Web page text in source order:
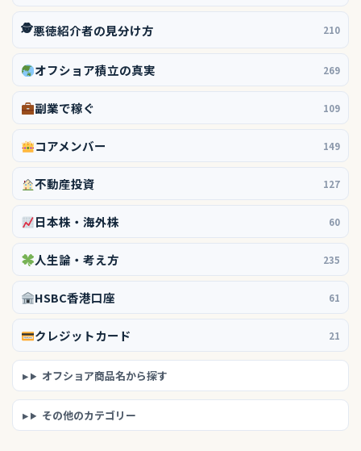
🕵️悪徳紹介者の見分け方 210
オフショア積立の真実 269
副業で稼ぐ 109
コアメンバー 149
不動産投資 127
日本株・海外株 60
人生論・考え方 235
HSBC香港口座 61
クレジットカード 21
オフショア商品名から探す
その他のカテゴリー